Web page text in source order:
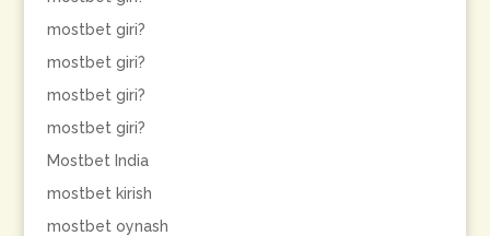
mostbet giri?
mostbet giri?
mostbet giri?
mostbet giri?
Mostbet India
mostbet kirish
mostbet oynash